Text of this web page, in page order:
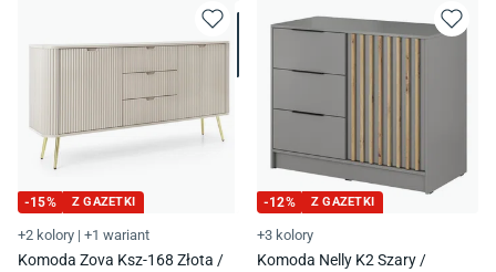
-15% Z GAZETKI
+2 kolory | +1 wariant
Komoda Zova Ksz-168 Złota /
-12% Z GAZETKI
+3 kolory
Komoda Nelly K2 Szary /